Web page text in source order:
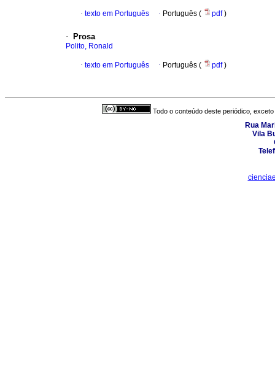
· texto em Português · Português ( pdf)
· Prosa
Polito, Ronald
· texto em Português · Português ( pdf)
Todo o conteúdo deste periódico,
Rua
Vila